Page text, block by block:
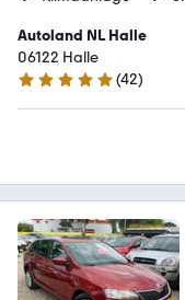
Autoland NL Halle
06122 Halle
4.8 Sterne
(42)